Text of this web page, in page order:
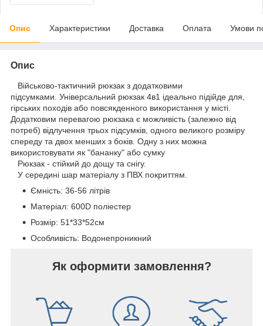
Опис Характеристики Доставка Оплата Умови
Опис
Військово-тактичний рюкзак з додатковими
підсумками. Універсальний рюкзак 4в1 ідеально підійде для,
гірських походів або повсякденного використання у місті.
Додатковим перевагою рюкзака є можливість (залежно від
потреб) відлучення трьох підсумків, одного великого розміру
спереду та двох менших з боків. Одну з них можна
використовувати як "бананку" або сумку
Рюкзак - стійкий до дощу та снігу.
У середині шар матеріалу з ПВХ покриттям.
Ємність: 36-56 літрів
Матеріал: 600D поліестер
Розмір: 51*33*52см
Особливість: Водонепроникний
Як оформити замовлення?